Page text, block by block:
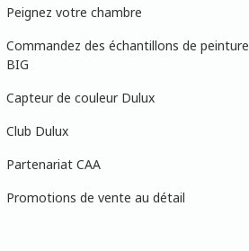
Peignez votre chambre
Commandez des échantillons de peinture
BIG
Capteur de couleur Dulux
Club Dulux
Partenariat CAA
Promotions de vente au détail